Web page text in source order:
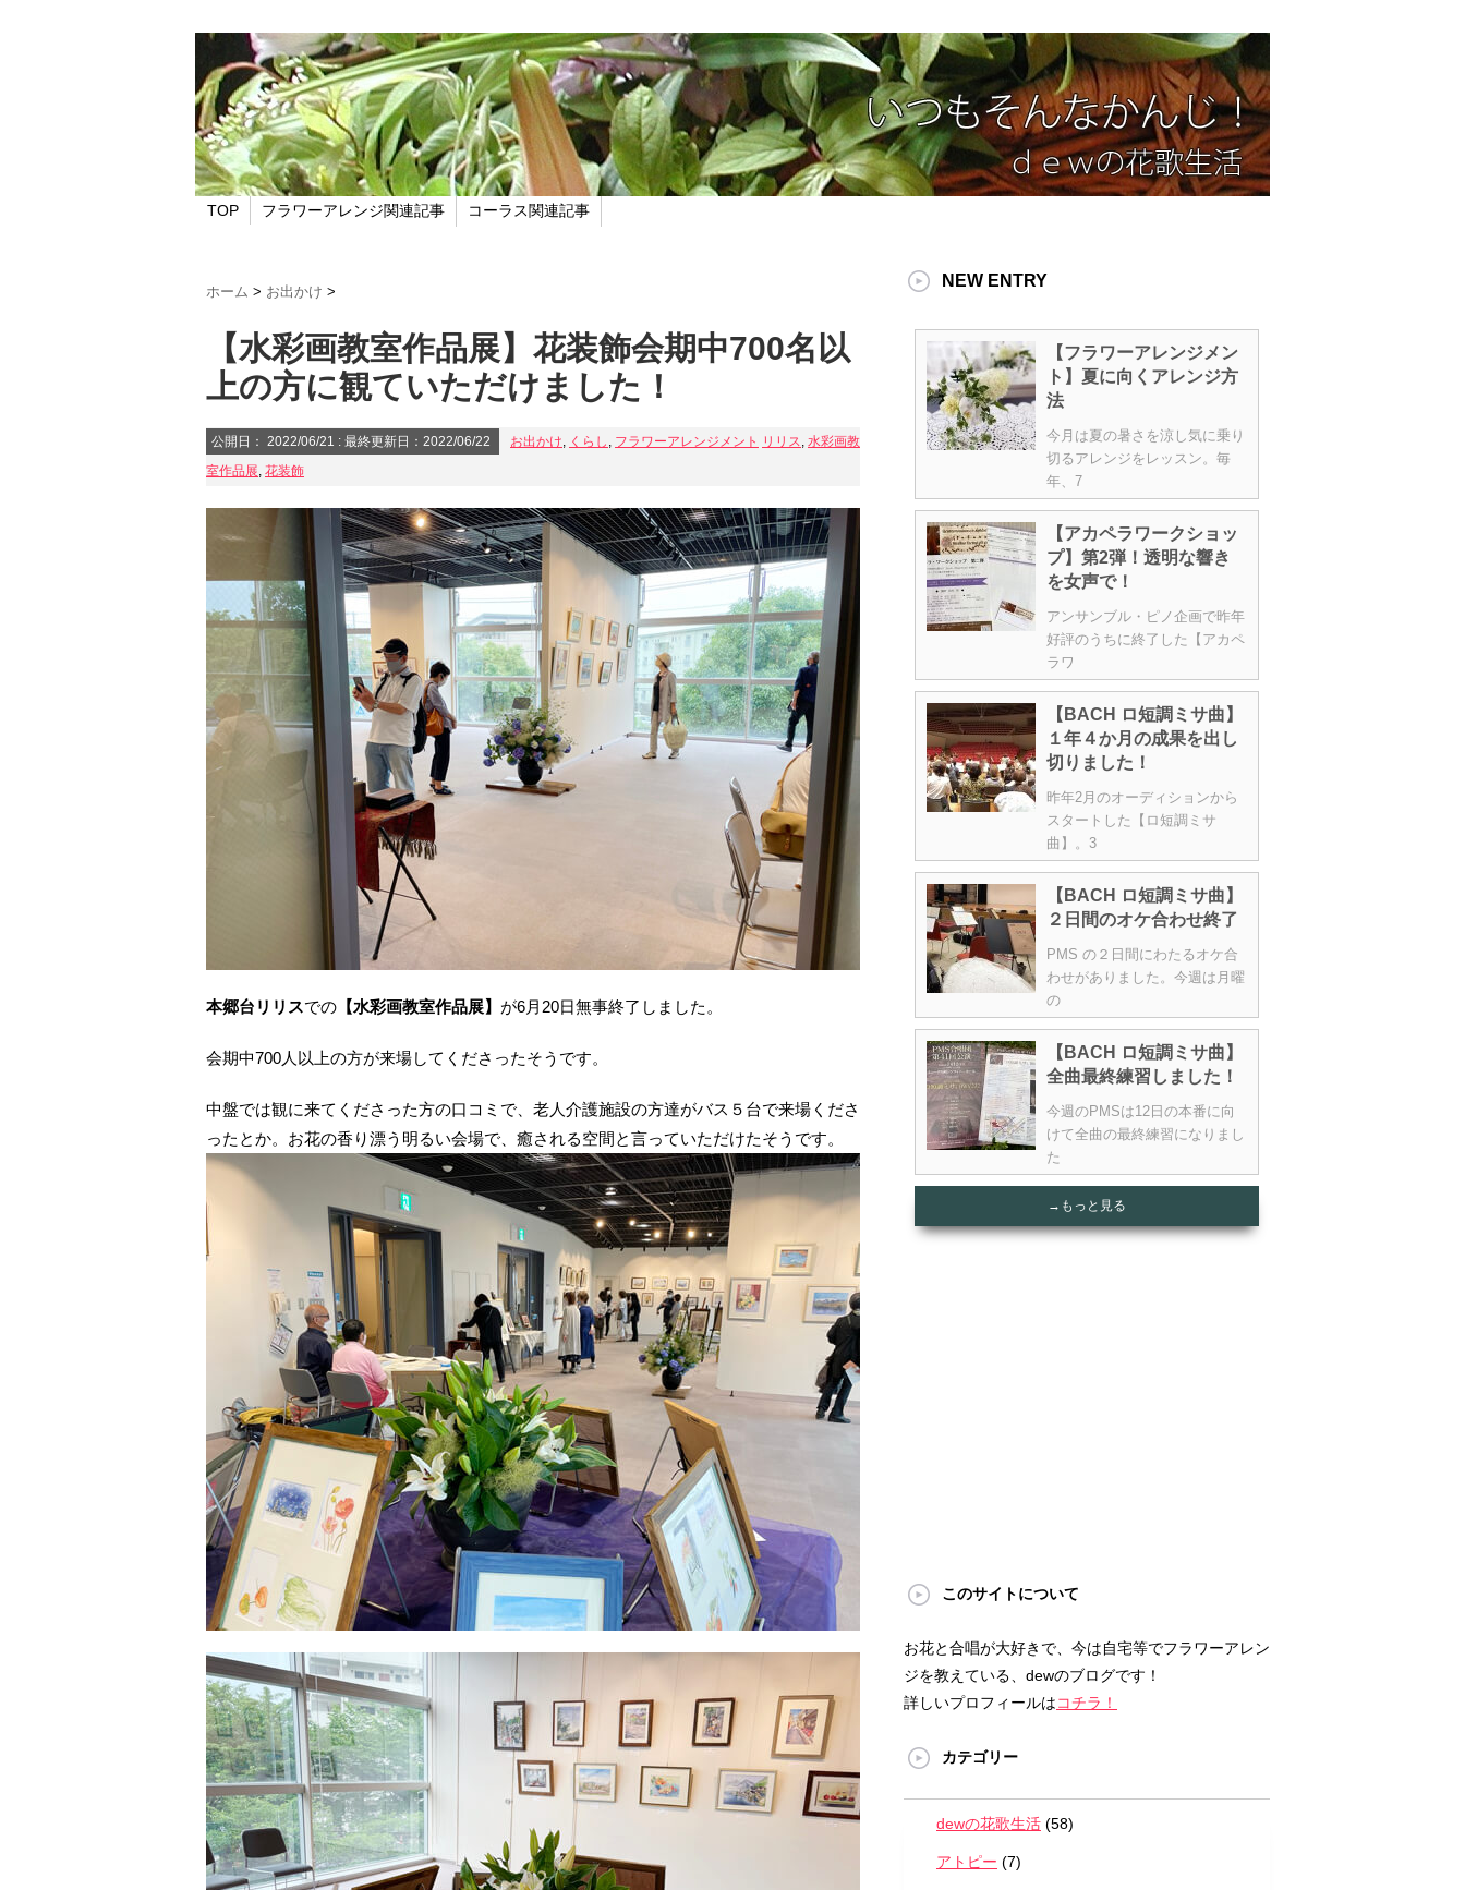
TOP フラワーアレンジ関連記事 コーラス関連記事
ホーム > お出かけ >
【水彩画教室作品展】花装飾会期中700名以
上の方に観ていただけました！
公開日： 2022/06/21 : 最終更新日：2022/06/22 お出かけ, くらし , フラワーアレンジメント リリス, 水彩画教
室作品展, 花装飾
本郷台リリスでの 【水彩画教室作品展】 が6月20日無事終了しました。
会期中700人以上の方が来場してくださったそうです。
中盤では観に来てくださった方の口コミで、老人介護施設の方達がバス５台で来場くださ
ったとか。お花の香り漂う明るい会場で、癒される空間と言っていただけたそうです。
NEW ENTRY
【フラワーアレンジメン
ト】夏に向くアレンジ方
法
今月は夏の暑さを涼し気に乗り
切るアレンジをレッスン。毎
年、7
【アカペラワークショッ
プ】第2弾！透明な響き
を女声で！
アンサンブル・ピノ企画で昨年
好評のうちに終了した【アカペ
ラワ
【BACH ロ短調ミサ曲】
１年４か月の成果を出し
切りました！
昨年2月のオーディションから
スタートした【ロ短調ミサ
曲】。3
【BACH ロ短調ミサ曲】
２日間のオケ合わせ終了
PMS の２日間にわたるオケ合
わせがありました。今週は月曜
の
【BACH ロ短調ミサ曲】
全曲最終練習しました！
今週のPMSは12日の本番に向
けて全曲の最終練習になりまし
た
→もっと見る
このサイトについて
お花と合唱が大好きで、今は自宅等でフラワーアレン
ジを教えている、dewのブログです！
詳しいプロフィールはコチラ！
カテゴリー
dewの花歌生活 (58)
アトピー (7)